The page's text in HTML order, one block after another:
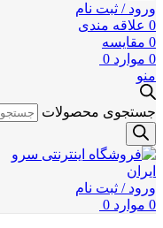
ورود / ثبت نام
0 علاقه مندی
0 مقایسه
0 موارد 0
منو
جستجوی محصولات
ورود / ثبت نام
0 موارد 0